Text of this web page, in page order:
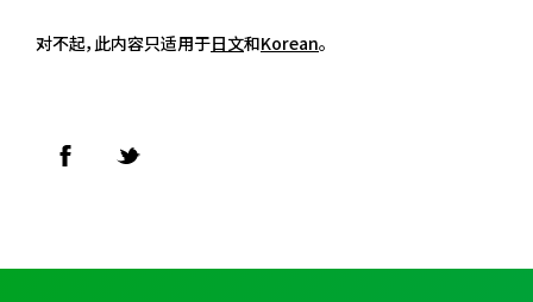
对不起，此内容只适用于日文和Korean。